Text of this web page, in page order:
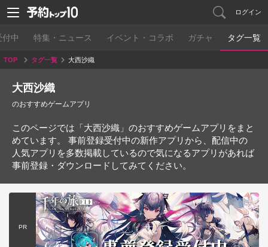
ログイン
中 特集・ニュース イベント・コラボ ガチャ タグ一覧
TOP タグ一覧 大西沙織
大西沙織
のおすすめゲームアプリ
このページでは「大西沙織」のおすすめゲームアプリをまと
めています。 事前登録受付中の新作アプリから、配信中の
人気アプリを多数掲載しているので気になるアプリがあれば
事前登録・ダウンロードしてみてください。
PR